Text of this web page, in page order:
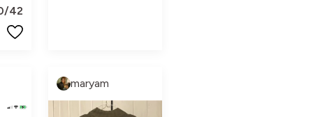
42
maryam